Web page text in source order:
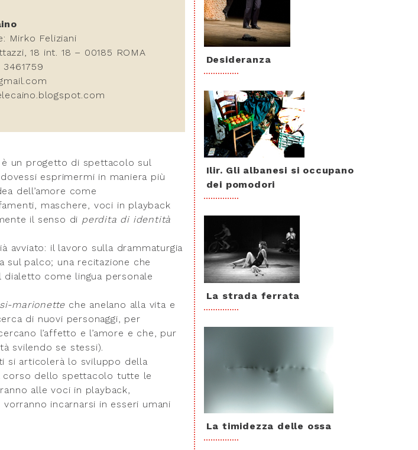
Mirko Feliziani
18 int. 18 – 00185 ROMA
un progetto di spettacolo sul
esprimermi in maniera più
dell’amore come
maschere, voci in playback
il senso di perdita di identità
avviato: il lavoro sulla drammaturgia
palco; una recitazione che
come lingua personale
marionette che anelano alla vita e
di nuovi personaggi, per
l’affetto e l’amore e che, pur
svilendo se stessi).
si articolerà lo sviluppo della
corso dello spettacolo tutte le
alle voci in playback,
incarnarsi in esseri umani
Desideranza
Ilir. Gli albanesi si occupano
dei pomodori
La strada ferrata
La timidezza delle ossa